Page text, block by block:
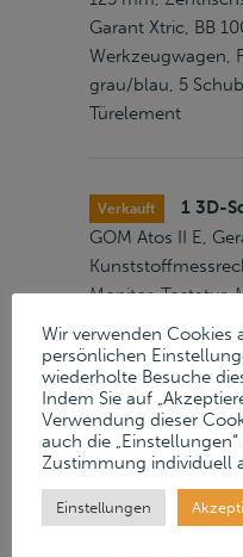
Garant Xtric, BB
Werkzeugwagen,
grau/blau, 5
Türelement
Verkauft
1 3D-
GOM Atos II E,
Monitor, Tastatur,
Verkauft 1
Wir verwenden Cookies
persönlichen
wiederholte Besuche
Indem Sie auf
Verwendung dieser
auch die
Zustimmung individuell
Einstellungen